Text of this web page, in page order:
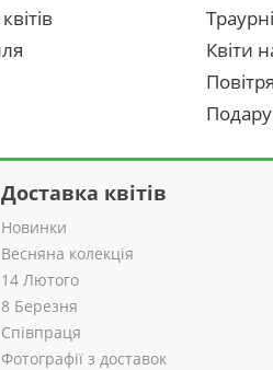
Квіти
Доставка квітів
Новинки
Весняна колекція
14 Лютого
8 Березня
Співпраця
Фотографії з доставок